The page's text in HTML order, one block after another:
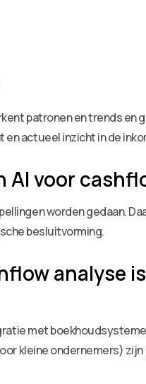
patronen en trends en
actueel inzicht in de
AI voor
worden gedaan.
besluitvorming.
analyse
met
kleine ondernemers) zijn